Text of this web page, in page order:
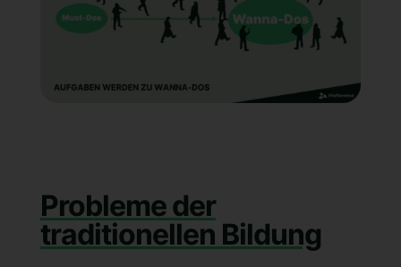
Probleme der
traditionellen Bildung